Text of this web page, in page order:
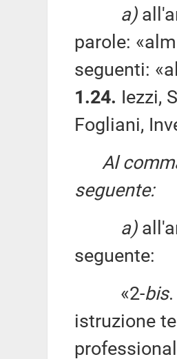
a)
parole:
seguenti:
1.24. Iezzi,
Fogliani,
Al
seguente:
a)
seguente:
«2-bis
istruzione